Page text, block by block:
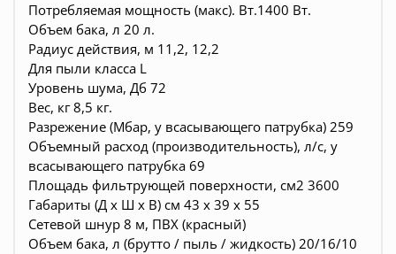
Потребляемая мощность (макс). Вт.1400 Вт.
Объем бака, л 20 л.
Радиус действия, м 11,2, 12,2
Для пыли класса L
Уровень шума, Дб 72
Вес, кг 8,5 кг.
Разрежение (Мбар, у всасывающего патрубка) 259
Объемный расход (производительность), л/с, у
всасывающего патрубка 69
Площадь фильтрующей поверхности, см2 3600
Габариты (Д х Ш х В) см 43 х 39 х 55
Сетевой шнур 8 м, ПВХ (красный)
Объем бака, л (брутто / пыль / жидкость) 20/16/10